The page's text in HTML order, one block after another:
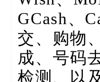
GCash、
交、购物
成、号码
检测、以